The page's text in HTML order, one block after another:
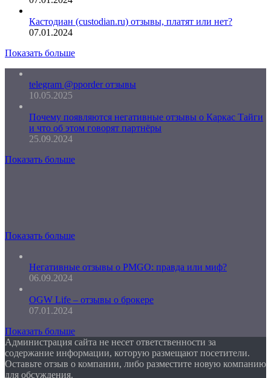
Кастодиан (custodian.ru) отзывы, платят или нет?
07.01.2024
Показать больше
telegram @pporder отзывы
10.05.2025
Почему появляются негативные отзывы о Каркас Тайги
и что об этом говорят партнёры
25.09.2024
Показать больше
Показать больше
Негативные отзывы о PMGO: правда или миф?
06.09.2024
OGW Life – отзывы о брокере
07.01.2024
Показать больше
Администрация сайта не несет ответственности за
содержание информации, которую размещают посетители.
Оставьте отзыв о компании, либо разместите новую компанию
для обсуждения.